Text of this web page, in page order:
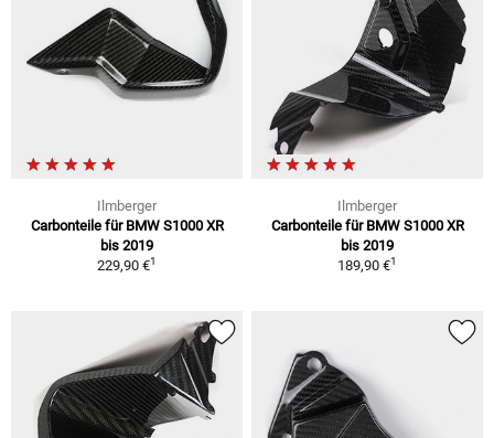
Ilmberger
Carbonteile für BMW S1000 XR
bis 2019
229,90 €1
Ilmberger
Carbonteile für BMW S1000 XR
bis 2019
189,90 €1